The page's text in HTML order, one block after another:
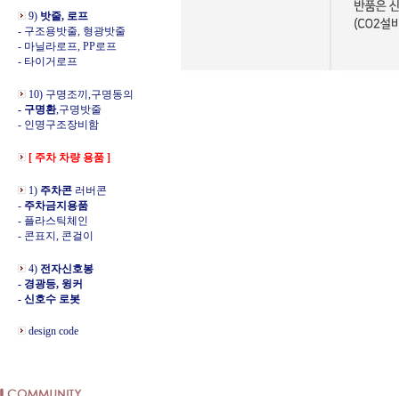
9) 밧줄, 로프
- 구조용밧줄, 형광밧줄
- 마닐라로프, PP로프
- 타이거로프
10) 구명조끼,구명동의
- 구명환,구명밧줄
- 인명구조장비함
[ 주차 차량 용품 ]
1) 주차콘 러버콘
- 주차금지용품
- 플라스틱체인
- 콘표지, 콘걸이
4) 전자신호봉
- 경광등, 윙커
- 신호수 로봇
design code